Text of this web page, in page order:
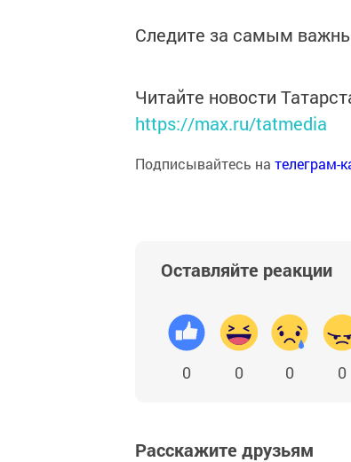
Следите за самым
Читайте новости
https://max.ru/tatmedia
Подписывайтесь на телеграм-
Оставляйте реакции
0 0 0 0
Расскажите друзьям